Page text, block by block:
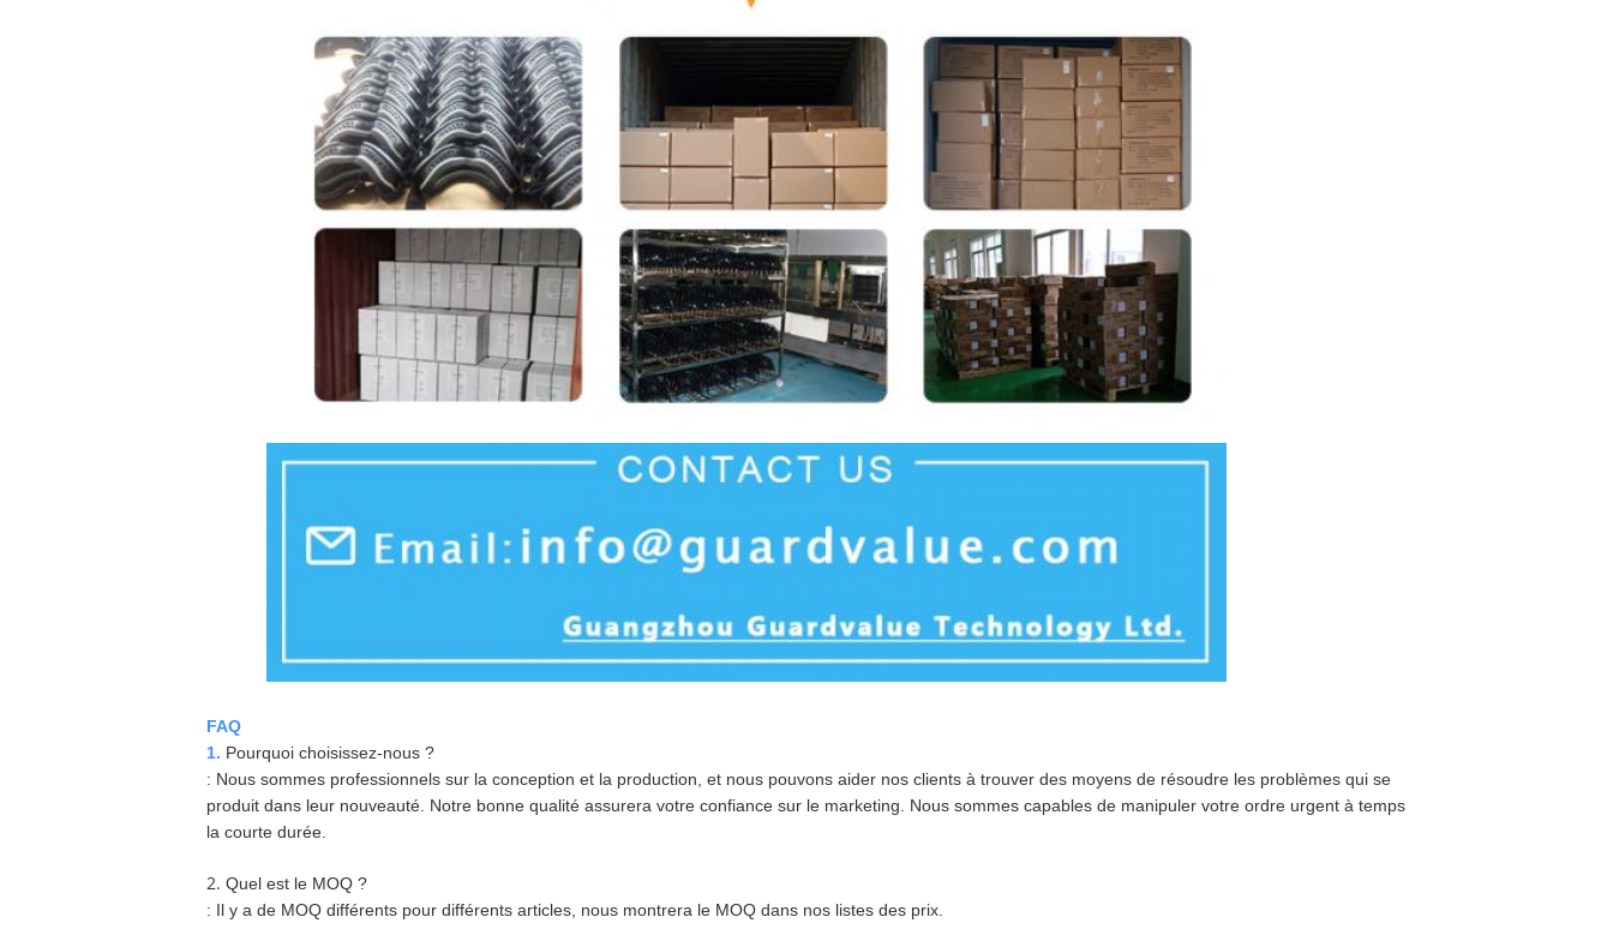
FAQ
1. Pourquoi choisissez-nous ?
: Nous sommes professionnels sur la conception et la production, et nous pouvons aider nos clients à trouver des moyens de résoudre les problèmes qui se
produit dans leur nouveauté. Notre bonne qualité assurera votre confiance sur le marketing. Nous sommes capables de manipuler votre ordre urgent à temps
la courte durée.
2. Quel est le MOQ ?
: Il y a de MOQ différents pour différents articles, nous montrera le MOQ dans nos listes des prix.